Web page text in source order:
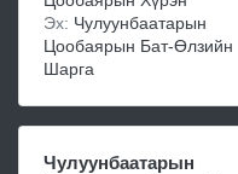
Эх: Чулуунбаатарын
Цообаярын Бат-Өлзийн
Шарга
Чулуунбаатарын